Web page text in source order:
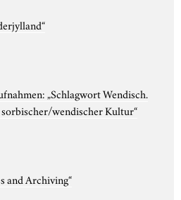
„Schlagwort Wendisch.
wendischer Kultur“
and Archiving“